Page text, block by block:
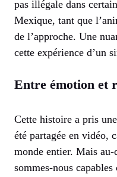
pas illégale dans
Mexique, tant que
de l’approche. Une
cette expérience d’un
Entre émotion et
Cette histoire a pris
été partagée en vidéo,
monde entier. Mais
sommes-nous